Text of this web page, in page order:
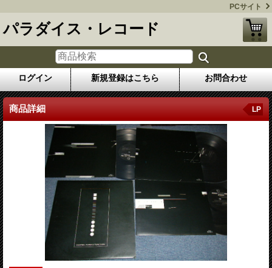
PCサイト
パラダイス・レコード
ログイン 新規登録はこちら お問合わせ
商品詳細 LP